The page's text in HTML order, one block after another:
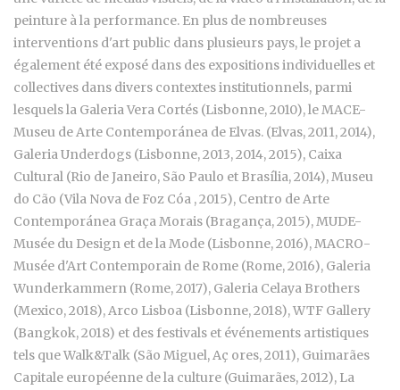
peinture à la performance. En plus de nombreuses
interventions d'art public dans plusieurs pays, le projet a
également été exposé dans des expositions individuelles et
collectives dans divers contextes institutionnels, parmi
lesquels la Galeria Vera Cortés (Lisbonne, 2010), le MACE-
Museu de Arte Contemporánea de Elvas. (Elvas, 2011, 2014),
Galeria Underdogs (Lisbonne, 2013, 2014, 2015), Caixa
Cultural (Rio de Janeiro, São Paulo et Brasília, 2014), Museu
do Cão (Vila Nova de Foz Cóa , 2015), Centro de Arte
Contemporánea Graça Morais (Bragança, 2015), MUDE-
Musée du Design et de la Mode (Lisbonne, 2016), MACRO-
Musée d'Art Contemporain de Rome (Rome, 2016), Galeria
Wunderkammern (Rome, 2017), Galeria Celaya Brothers
(Mexico, 2018), Arco Lisboa (Lisbonne, 2018), WTF Gallery
(Bangkok, 2018) et des festivals et événements artistiques
tels que Walk&Talk (São Miguel, Aç ores, 2011), Guimarães
Capitale européenne de la culture (Guimarães, 2012), La